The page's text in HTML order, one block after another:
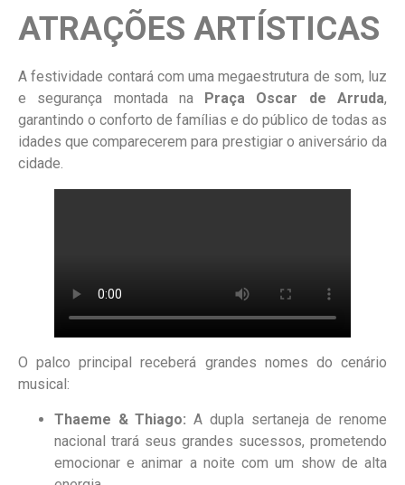
ATRAÇÕES ARTÍSTICAS
A festividade contará com uma megaestrutura de som, luz
e segurança montada na
Praça Oscar de Arruda,
garantindo o conforto de famílias e do público de todas as
idades que comparecerem para prestigiar o aniversário da
cidade.
O palco principal receberá grandes nomes do cenário
musical:
Thaeme & Thiago: A dupla sertaneja de renome
nacional trará seus grandes sucessos, prometendo
emocionar e animar a noite com um show de alta